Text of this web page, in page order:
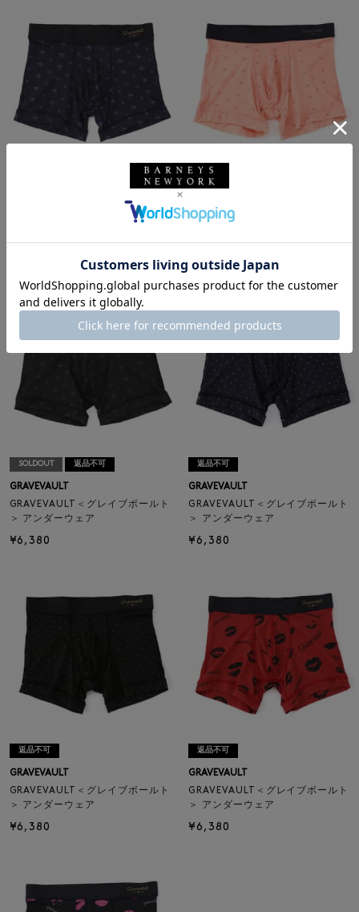
GRAVEVAULT＜グレイブボールト
返品不可
GRAVEVAULT＜グレイブボールト
SOLDOUT 返品不可
GRAVEVAULT
GRAVEVAULT＜グレイブボールト
＞ アンダーウェア
¥6,380
返品不可
GRAVEVAULT
GRAVEVAULT＜グレイブボールト
＞ アンダーウェア
¥6,380
返品不可
GRAVEVAULT
GRAVEVAULT＜グレイブボールト
＞ アンダーウェア
¥6,380
返品不可
GRAVEVAULT
GRAVEVAULT＜グレイブボールト
＞ アンダーウェア
¥6,380